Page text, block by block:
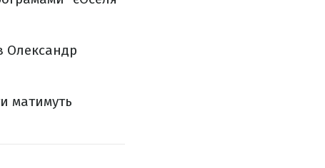
Олександр
матимуть